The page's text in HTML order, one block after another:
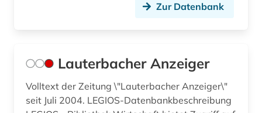
Zur Datenbank
Lauterbacher Anzeiger
Volltext der Zeitung \"Lauterbacher Anzeiger\"
seit Juli 2004. LEGIOS-Datenbankbeschreibung